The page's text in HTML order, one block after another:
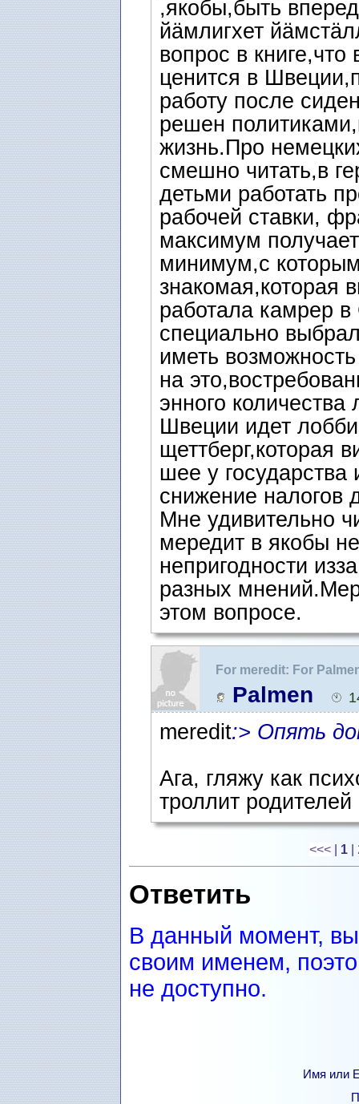
,якобы,быть
йäмлигхет
вопрос в
ценится в
работу после
решен
жизнь.Про
смешно читать,в
детьми работать
рабочей ставки,
максимум
минимум,с
знакомая,которая
работала камрер
специально
иметь
на
энного
Швеции идет
щеттберг,которая
шее у государства
снижение
Мне удивительно
мередит в якобы
непригодности
разных
этом вопросе.
For meredit: For
Сколько стоит няня
Palmen
meredit:> Опять
Ага, гляжу как
троллит родителей
<<< 1
Ответить
В данный момент,
своим именем,
не доступно.
Имя или